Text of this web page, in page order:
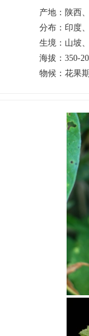
产地 ： 陕西
分布 ： 印度
生境 ： 山坡
海拔 ： 350-
物候 ： 花果